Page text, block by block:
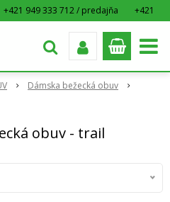
+421 949 333 712 / predajňa
+421
Dámska bežecká obuv
obuv - trail